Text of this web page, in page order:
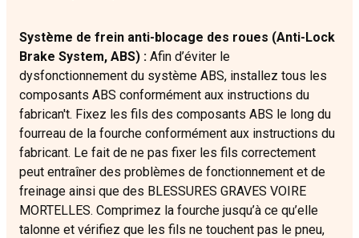
Système de frein anti-blocage des roues (Anti-Lock
Brake System, ABS) : Afin d’éviter le
dysfonctionnement du système ABS, installez tous les
composants ABS conformément aux instructions du
fabrican't. Fixez les fils des composants ABS le long du
fourreau de la fourche conformément aux instructions du
fabricant. Le fait de ne pas fixer les fils correctement
peut entraîner des problèmes de fonctionnement et de
freinage ainsi que des BLESSURES GRAVES VOIRE
MORTELLES. Comprimez la fourche jusqu’à ce qu’elle
talonne et vérifiez que les fils ne touchent pas le pneu,